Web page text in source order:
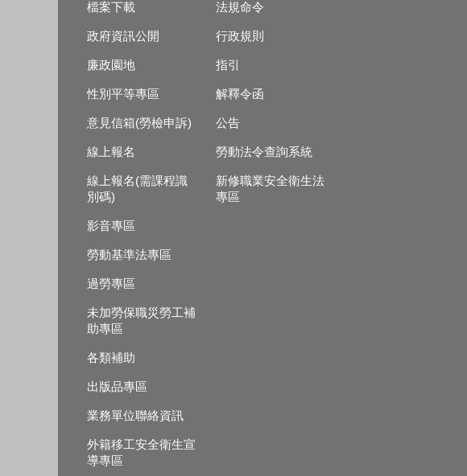
檔案下載
政府資訊公開
廉政園地
性別平等專區
意見信箱(勞檢申訴)
線上報名
線上報名(需課程識
別碼)
影音專區
勞動基準法專區
過勞專區
未加勞保職災勞工補
助專區
各類補助
出版品專區
業務單位聯絡資訊
外籍移工安全衛生宣
導專區
法規命令
行政規則
指引
解釋令函
公告
勞動法令查詢系統
新修職業安全衛生法
專區